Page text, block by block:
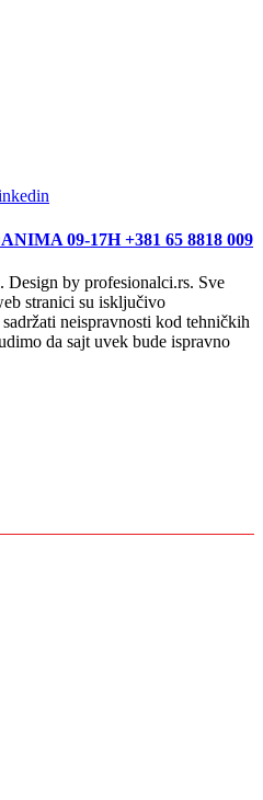
09-17H +381 65 8818 009
by profesionalci.rs. Sve
stranici su isključivo
neispravnosti kod tehničkih
da sajt uvek bude ispravno